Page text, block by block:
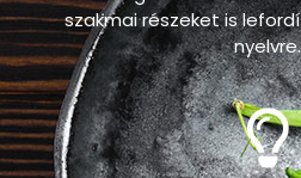
Nem kell bonyolult szakmai
meetingeken részt
szakmai részeket is
nyelvre.